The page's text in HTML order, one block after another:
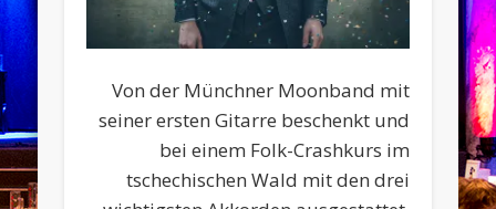
Von der Münchner Moonband mit
seiner ersten Gitarre beschenkt und
bei einem Folk-Crashkurs im
tschechischen Wald mit den drei